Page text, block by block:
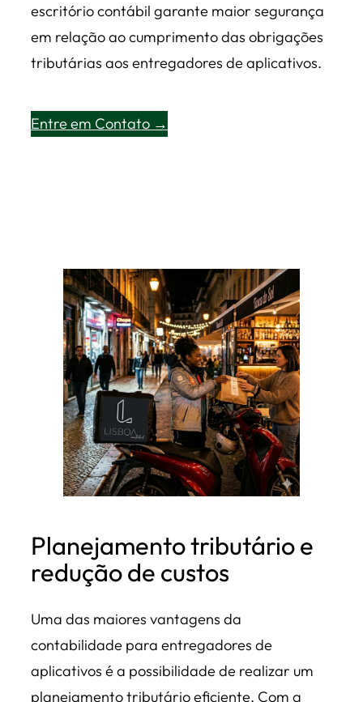
escritório contábil garante maior segurança
em relação ao cumprimento das obrigações
tributárias aos entregadores de aplicativos.
Entre em Contato →
Planejamento tributário e
redução de custos
Uma das maiores vantagens da
contabilidade para entregadores de
aplicativos é a possibilidade de realizar um
planejamento tributário eficiente. Com a